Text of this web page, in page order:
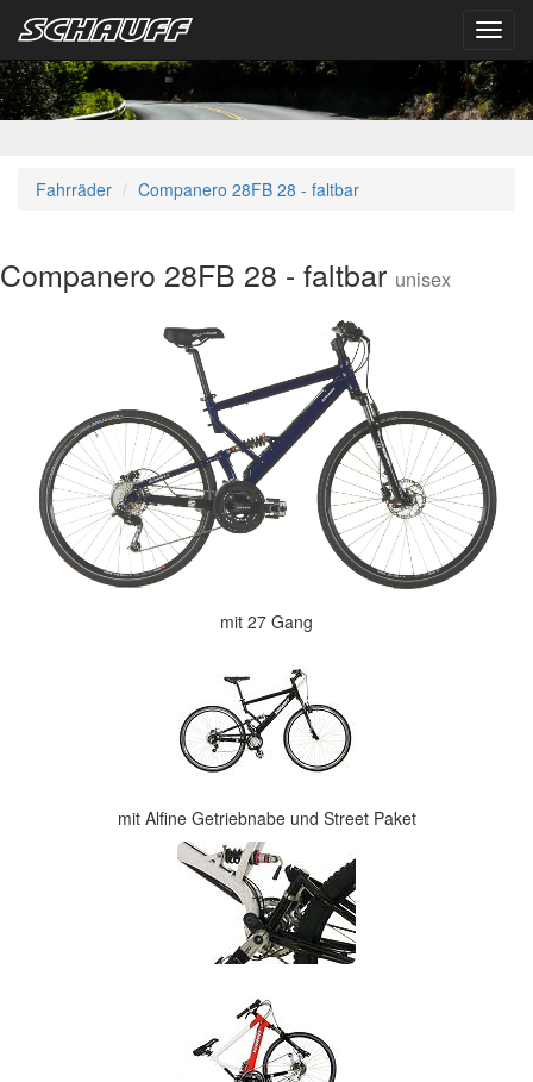
Fahrräder Companero 28FB 28 - faltbar
Companero 28FB 28 - faltbar unisex
mit 27 Gang
mit Alfine Getriebnabe und Street Paket